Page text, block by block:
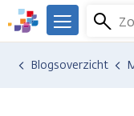
Overslaan
en
naar
We
er
Menu
Ervaringen van
Blogsoverzicht